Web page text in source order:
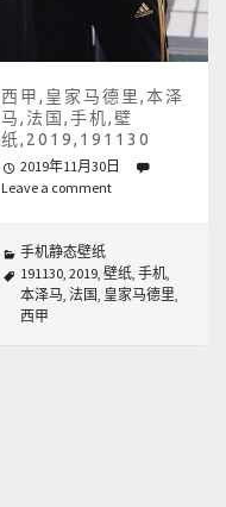
西甲,皇家马德里,本泽
马,法国,手机,壁
纸,2019,191130
2019年11月30日
Leave a comment
手机静态壁纸
191130, 2019, 壁纸, 手机,
本泽马, 法国, 皇家马德里,
西甲